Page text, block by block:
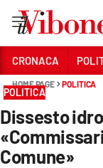
Sezioni
CRONACA
POLITICA
CRONACA
HOME PAGE POLITICA
POLITICA
Dissesto
Comune»